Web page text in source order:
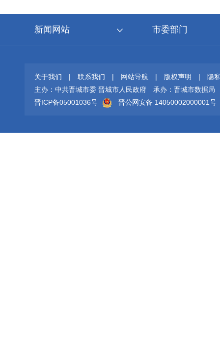
新闻网站 市委部门
关于我们 | 联系我们 | 网站导航 | 版权声明 |
隐
主办：中共晋城市委 晋城市人民政府
承办：晋城市数据局
晋ICP备05001036号
晋公网安备 14050002000001号